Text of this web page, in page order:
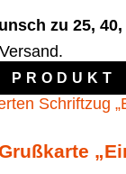
zu 25,
PRODUKT